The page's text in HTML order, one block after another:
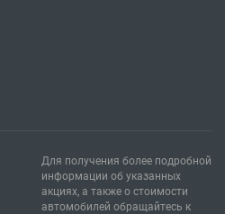
Для получения более подробной
информации об указанных
акциях, а также о стоимости
автомобилей обращайтесь к